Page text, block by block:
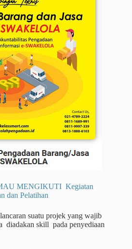
MENGIKUTI Kegiatan
dan Pelatihan
suatu projek yang wajib
skill pada penyediaan